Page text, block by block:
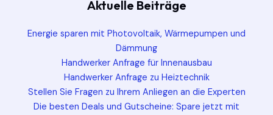
Aktuelle Beiträge
Energie sparen mit Photovoltaik, Wärmepumpen und
Dämmung
Handwerker Anfrage für Innenausbau
Handwerker Anfrage zu Heiztechnik
Stellen Sie Fragen zu Ihrem Anliegen an die Experten
Die besten Deals und Gutscheine: Spare jetzt mit